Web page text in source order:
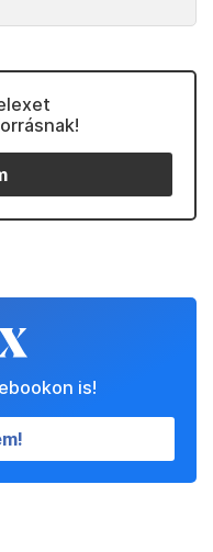
is!